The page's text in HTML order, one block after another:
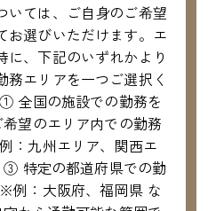
いては、ご自身のご希望
お選びいただけます。エ
に、下記のいずれかより
務エリアを一つご選択く
全国の施設での勤務を
望のエリア内での勤務
：九州エリア、関西エ
③ 特定の都道府県での勤
例：大阪府、福岡県 な